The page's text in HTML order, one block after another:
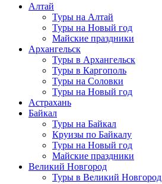
Алтай
Туры на Алтай
Туры на Новый год
Майские праздники
Архангельск
Туры в Архангельск
Туры в Каргополь
Туры на Соловки
Туры на Новый год
Астрахань
Байкал
Туры на Байкал
Круизы по Байкалу
Туры на Новый год
Майские праздники
Великий Новгород
Туры в Великий Новгород